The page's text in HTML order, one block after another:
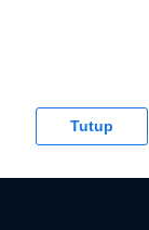
Tutup